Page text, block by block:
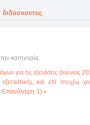
κατηγορία:
για τις εξετάσεις (Ιούνιος
και επί πτυχίω
Επανάληψη-1) »